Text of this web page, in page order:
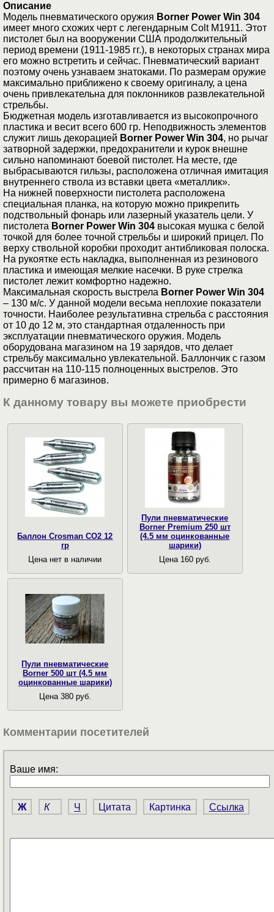
Описание
Модель пневматического оружия Borner Power Win 304
имеет много схожих черт с легендарным Colt M1911. Этот
пистолет был на вооружении США продолжительный
период времени (1911-1985 гг.), в некоторых странах мира
его можно встретить и сейчас. Пневматический вариант
поэтому очень узнаваем знатоками. По размерам оружие
максимально приближено к своему оригиналу, а цена
очень привлекательна для поклонников развлекательной
стрельбы.
Бюджетная модель изготавливается из высокопрочного
пластика и весит всего 600 гр. Неподвижность элементов
служит лишь декорацией Borner Power Win 304, но рычаг
затворной задержки, предохранители и курок внешне
сильно напоминают боевой пистолет. На месте, где
выбрасываются гильзы, расположена отличная имитация
внутреннего ствола из вставки цвета «металлик».
На нижней поверхности пистолета расположена
специальная планка, на которую можно прикрепить
подствольный фонарь или лазерный указатель цели. У
пистолета Borner Power Win 304 высокая мушка с белой
точкой для более точной стрельбы и широкий прицел. По
верху ствольной коробки проходит антибликовая полоска.
На рукоятке есть накладка, выполненная из резинового
пластика и имеющая мелкие насечки. В руке стрелка
пистолет лежит комфортно надежно.
Максимальная скорость выстрела Borner Power Win 304
– 130 м/с. У данной модели весьма неплохие показатели
точности. Наиболее результативна стрельба с расстояния
от 10 до 12 м, это стандартная отдаленность при
эксплуатации пневматического оружия. Модель
оборудована магазином на 19 зарядов, что делает
стрельбу максимально увлекательной. Баллончик с газом
рассчитан на 110-115 полноценных выстрелов. Это
примерно 6 магазинов.
К данному товару вы можете приобрести
Баллон Crosman CO2 12
гр
Цена нет в наличии
Пули пневматические
Borner Premium 250 шт
(4.5 мм оцинкованные
шарики)
Цена 160 руб.
Пули пневматические
Borner 500 шт (4.5 мм
оцинкованные шарики)
Цена 380 руб.
Комментарии посетителей
Ваше имя:
Ж К Ч Цитата Картинка Ссылка